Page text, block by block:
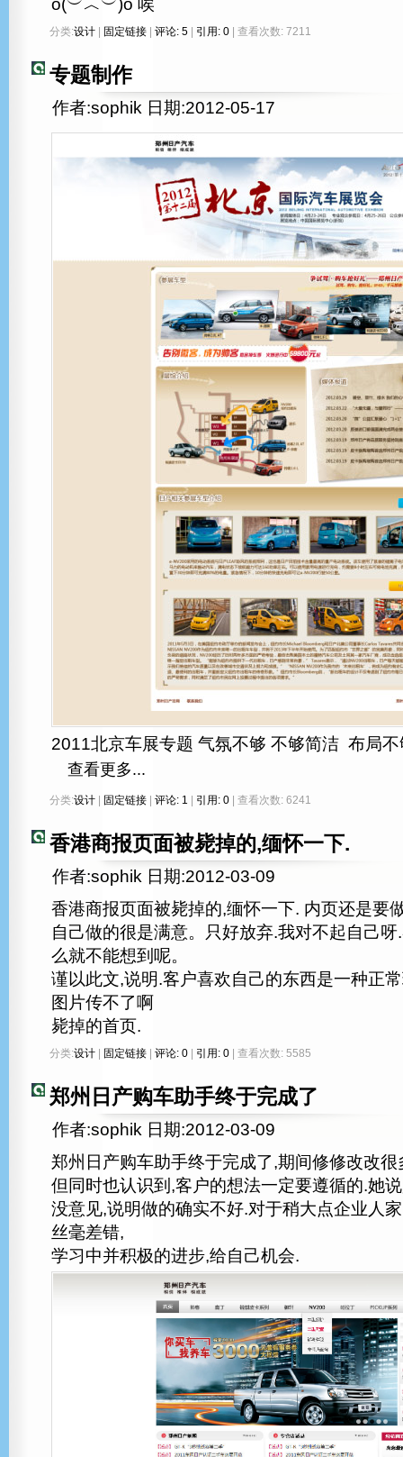
分类:设计 | 固定链接 | 评论: 5 | 引用: 0 | 查看次数: 7211
专题制作
作者:sophik 日期:2012-05-17
2011北京车展专题 气氛不够 不够简洁 布局
查看更多...
分类:设计 | 固定链接 | 评论: 1 | 引用: 0 | 查看次数: 6241
香港商报页面被毙掉的,缅怀一下.
作者:sophik 日期:2012-03-09
香港商报页面被毙掉的,缅怀一下. 内页还是要
自己做的很是满意。只好放弃.我对不起自己
么就不能想到呢。
谨以此文,说明.客户喜欢自己的东西是一种正
图片传不了啊
毙掉的首页.
分类:设计 | 固定链接 | 评论: 0 | 引用: 0 | 查看次数: 5585
郑州日产购车助手终于完成了
作者:sophik 日期:2012-03-09
郑州日产购车助手终于完成了,期间修修改改
但同时也认识到,客户的想法一定要遵循的.她
没意见,说明做的确实不好.对于稍大点企业人
丝毫差错,
学习中并积极的进步,给自己机会.